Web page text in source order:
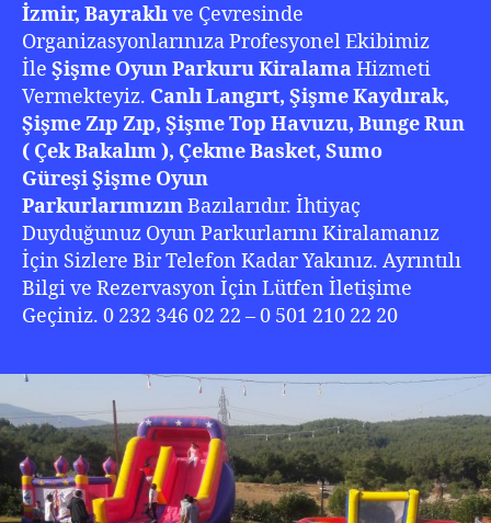
İzmir, Bayraklıve Çevresinde
Organizasyonlarınıza Profesyonel Ekibimiz
İle Şişme Oyun Parkuru KiralamaHizmeti
Vermekteyiz. Canlı Langırt, Şişme Kaydırak,
Şişme Zıp Zıp, Şişme Top Havuzu, Bunge Run
( Çek Bakalım ), Çekme Basket, Sumo
GüreşiŞişme Oyun
ParkurlarımızınBazılarıdır. İhtiyaç
Duyduğunuz Oyun Parkurlarını Kiralamanız
İçin Sizlere Bir Telefon Kadar Yakınız. Ayrıntılı
Bilgi ve Rezervasyon İçin Lütfen İletişime
Geçiniz. 0 232 346 02 22 – 0 501 210 22 20